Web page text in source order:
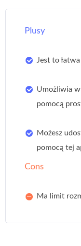
Plusy
Jest to
Umożliwia
pomocą
Możesz
pomocą tej
Cons
Ma limit